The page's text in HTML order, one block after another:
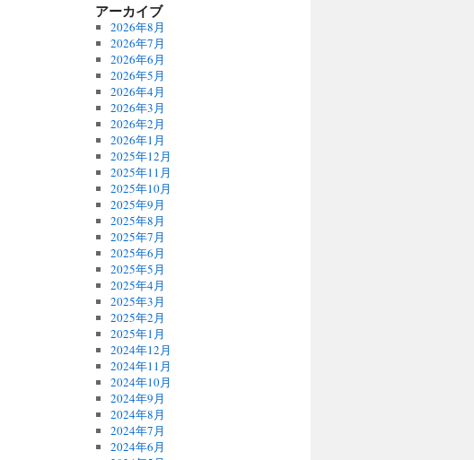
アーカイブ
2026年8月
2026年7月
2026年6月
2026年5月
2026年4月
2026年3月
2026年2月
2026年1月
2025年12月
2025年11月
2025年10月
2025年9月
2025年8月
2025年7月
2025年6月
2025年5月
2025年4月
2025年3月
2025年2月
2025年1月
2024年12月
2024年11月
2024年10月
2024年9月
2024年8月
2024年7月
2024年6月